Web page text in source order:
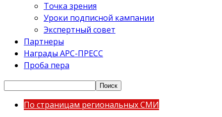
Точка зрения
Уроки подписной кампании
Экспертный совет
Партнеры
Награды АРС-ПРЕСС
Проба пера
По страницам региональных СМИ